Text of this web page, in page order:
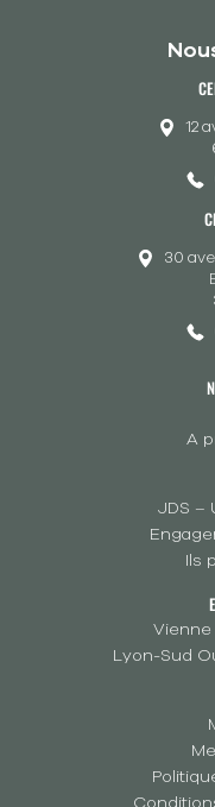
12
30
A
JDS –
Ils
Vienne
Lyon-Sud